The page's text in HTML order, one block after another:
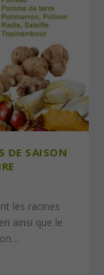
DE SAISON
les racines
ainsi que le